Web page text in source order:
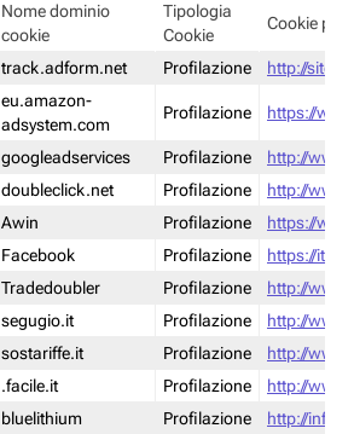
Nome dominio
cookie
Tipologia
Cookie
Cookie
track.adform.net Profilazione http://
eu.amazon-
adsystem.com
Profilazione https://
googleadservices Profilazione
http://
doubleclick.net Profilazione
http://
Awin Profilazione
https://
Facebook Profilazione
https://it-
Tradedoubler Profilazione
http://
segugio.it Profilazione
http://
sostariffe.it Profilazione
http://
.facile.it Profilazione
http://
bluelithium Profilazione
http://